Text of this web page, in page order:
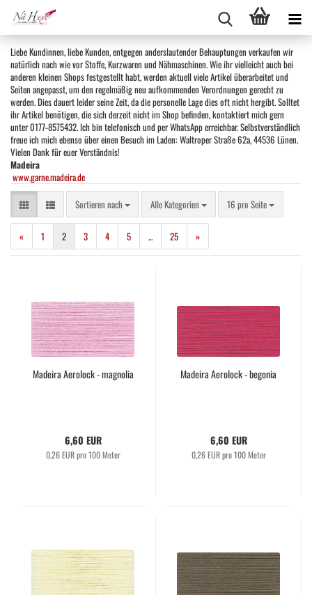
Liebe Kundinnen, liebe Kunden, entgegen anderslautender Behauptungen verkaufen wir
natürlich nach wie vor Stoffe, Kurzwaren und Nähmaschinen. Wie ihr vielleicht auch bei
anderen kleinen Shops festgestellt habt, werden aktuell viele Artikel überarbeitet und
Seiten angepasst, um den regelmäßig neu aufkommenden Verordnungen gerecht zu
werden. Dies dauert leider seine Zeit, da die personelle Lage dies oft nicht hergibt. Solltet
ihr Artikel benötigen, die sich derzeit nicht im Shop befinden, kontaktiert mich gern
unter 0177-8575432. Ich bin telefonisch und per WhatsApp erreichbar. Selbstverständlich
freue ich mich ebenso über einen Besuch im Laden: Waltroper Straße 62a, 44536 Lünen.
Vielen Dank für euer Verständnis!
Madeira
www.garne.madeira.de
Sortieren nach
Sortieren nach Alle Kategorien 16 pro Seite
pro Seite
« 1 2 3 4 5 ... 25 »
Madeira Aerolock - magnolia
6,60 EUR
0,26 EUR pro 100 Meter
Madeira Aerolock - begonia
6,60 EUR
0,26 EUR pro 100 Meter